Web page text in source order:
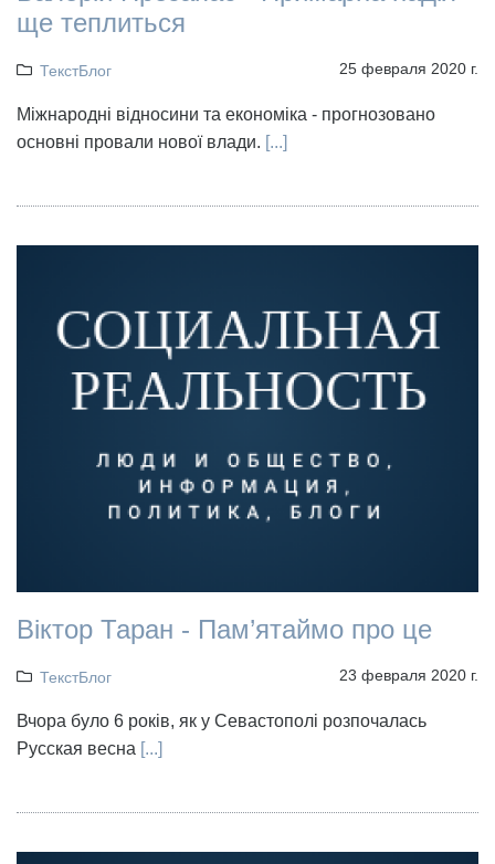
ще теплиться
ТекстБлог 25 февраля 2020 г.
Міжнародні відносини та економіка - прогнозовано
основні провали нової влади. [...]
Віктор Таран - Пам’ятаймо про це
ТекстБлог 23 февраля 2020 г.
Вчора було 6 років, як у Севастополі розпочалась
Русская весна [...]